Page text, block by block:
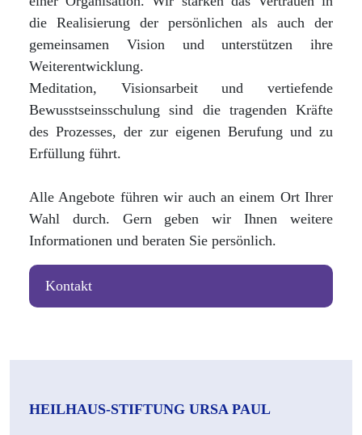
die Realisierung der persönlichen als auch der
gemeinsamen Vision und unterstützen ihre
Weiterentwicklung.
Meditation, Visionsarbeit und vertiefende
Bewusstseinsschulung sind die tragenden Kräfte
des Prozesses, der zur eigenen Berufung und zu
Erfüllung führt.
Alle Angebote führen wir auch an einem Ort Ihrer
Wahl durch. Gern geben wir Ihnen weitere
Informationen und beraten Sie persönlich.
Kontakt
HEILHAUS-STIFTUNG URSA PAUL